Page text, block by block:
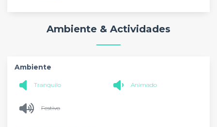
Ambiente & Actividades
Ambiente
Tranquilo Animado
Festivo